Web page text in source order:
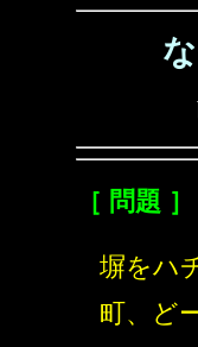
［ 問題 ］
塀をハ
町、ど